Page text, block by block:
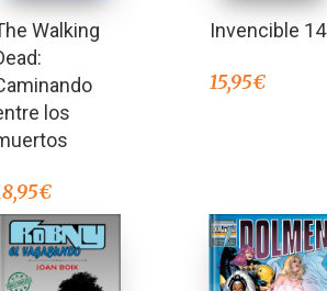
Walking
los
€
Invencible 14
15,95€